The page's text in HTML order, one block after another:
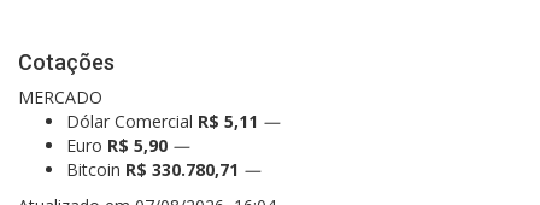
Cotações
MERCADO
Dólar Comercial R$ 5,11 —
Euro R$ 5,90 —
Bitcoin R$ 330.780,71 —